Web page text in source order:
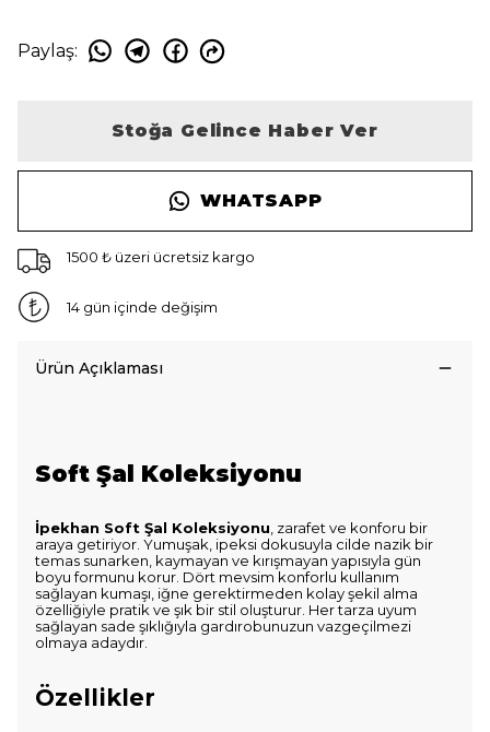
Paylaş:
Stoğa Gelince Haber Ver
WHATSAPP
1500 ₺ üzeri ücretsiz kargo
14 gün içinde değişim
Ürün Açıklaması
Soft Şal Koleksiyonu
İpekhan Soft Şal Koleksiyonu , zarafet ve konforu bir
araya getiriyor. Yumuşak, ipeksi dokusuyla cilde nazik bir
temas sunarken, kaymayan ve kırışmayan yapısıyla gün
boyu formunu korur. Dört mevsim konforlu kullanım
sağlayan kumaşı, iğne gerektirmeden kolay şekil alma
özelliğiyle pratik ve şık bir stil oluşturur. Her tarza uyum
sağlayan sade şıklığıyla gardırobunuzun vazgeçilmezi
olmaya adaydır.
Özellikler